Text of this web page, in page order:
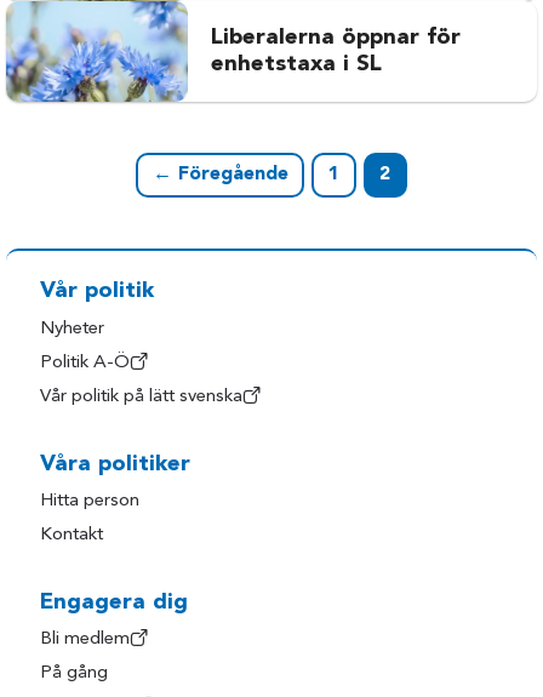
Liberalerna öppnar för
enhetstaxa i SL
← Föregående 1 2
Vår politik
Nyheter
Politik A-Ö
Vår politik på lätt svenska
Våra politiker
Hitta person
Kontakt
Engagera dig
Bli medlem
På gång